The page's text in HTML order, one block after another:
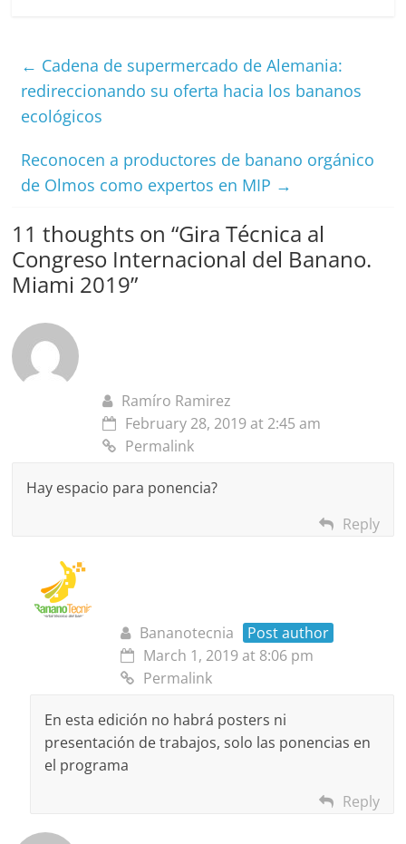
← Cadena de supermercado de Alemania:
redireccionando su oferta hacia los bananos
ecológicos
Reconocen a productores de banano orgánico
de Olmos como expertos en MIP →
11 thoughts on “Gira Técnica al
Congreso Internacional del Banano.
Miami 2019”
Ramíro Ramirez
February 28, 2019 at 2:45 am
Permalink
Hay espacio para ponencia?
Reply
Bananotecnia
Post author
March 1, 2019 at 8:06 pm
Permalink
En esta edición no habrá posters ni
presentación de trabajos, solo las ponencias en
el programa
Reply